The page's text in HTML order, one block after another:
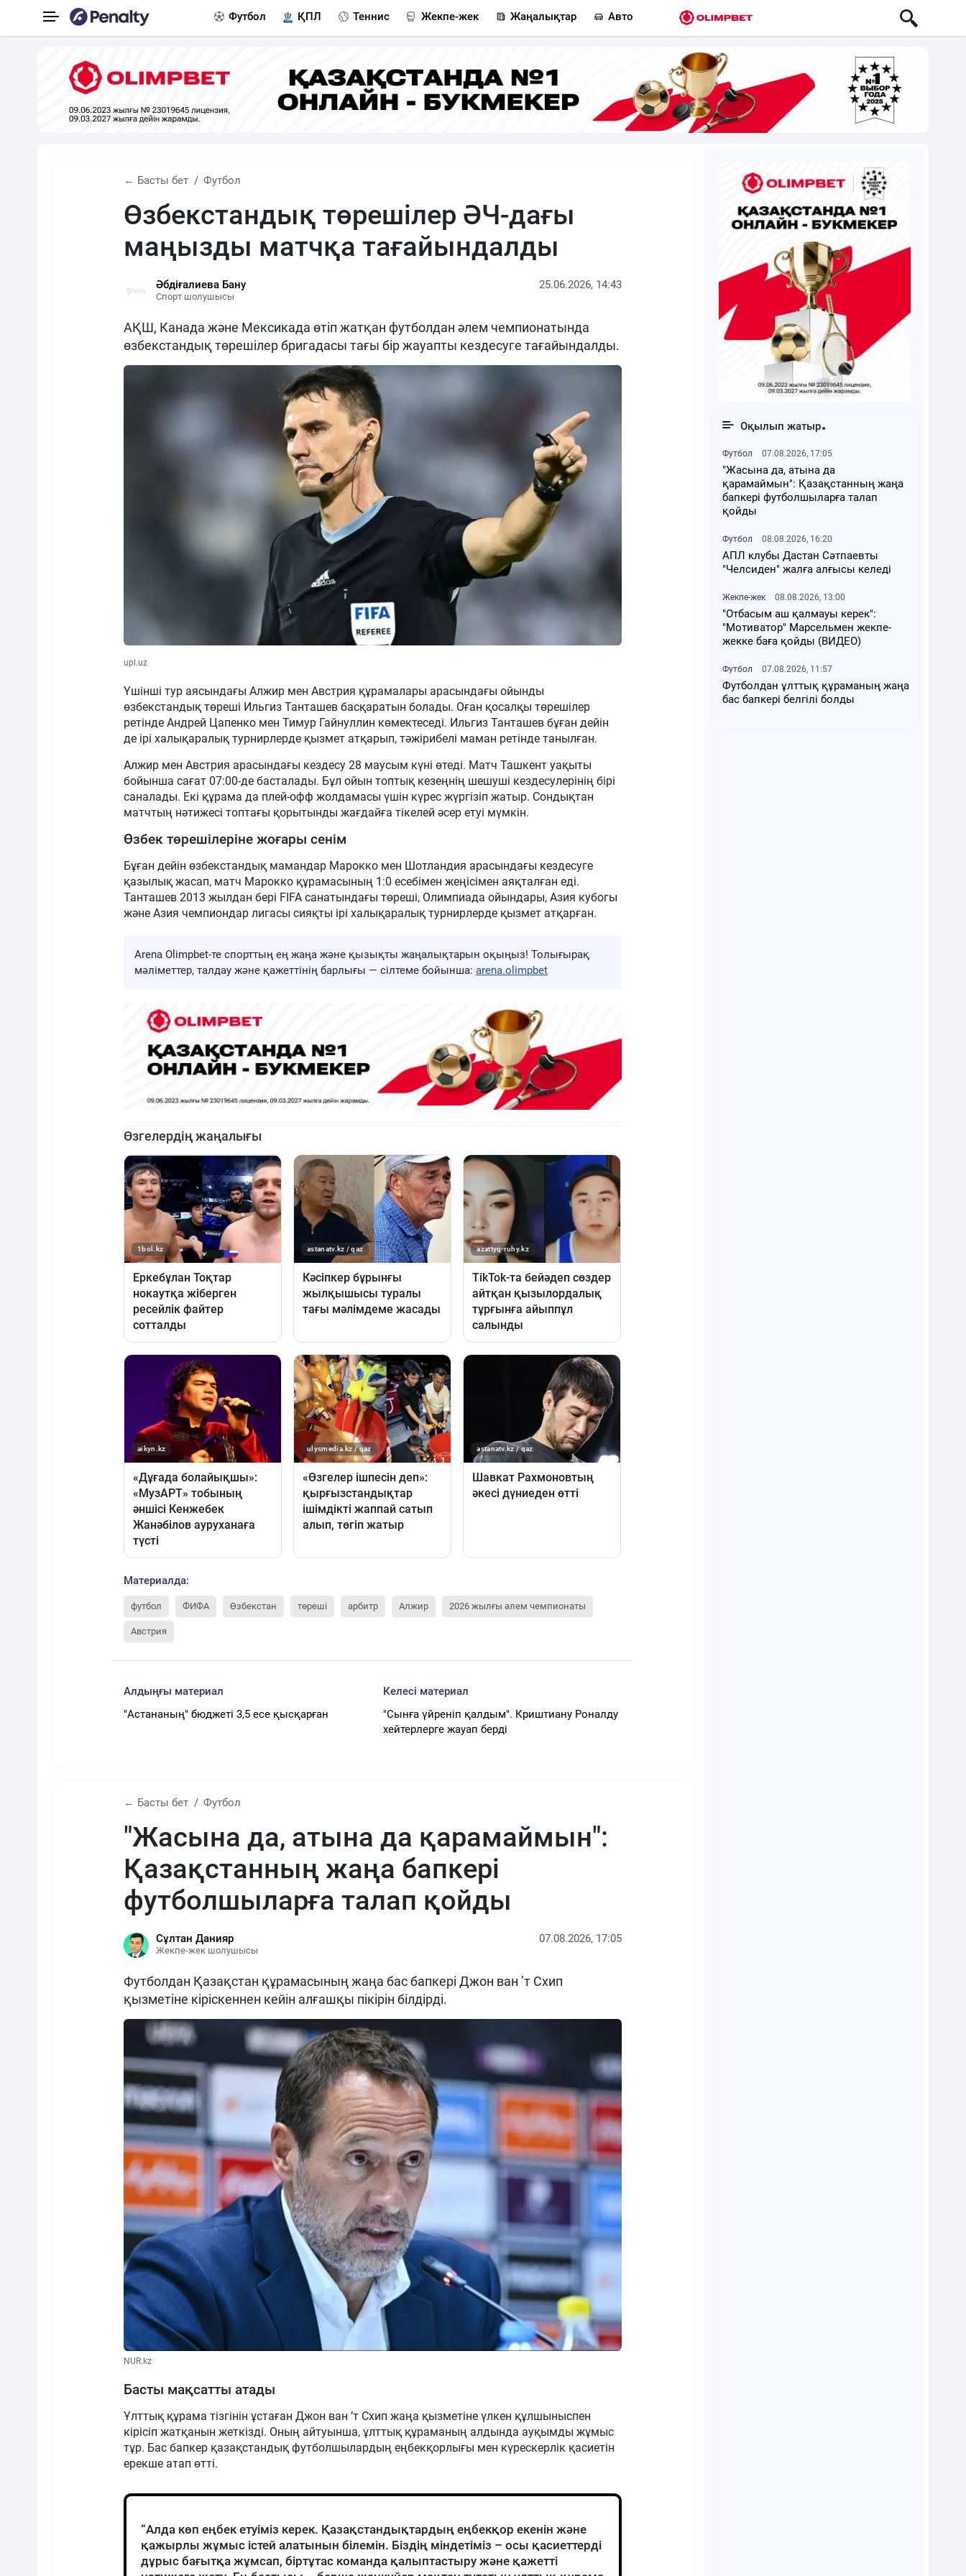
Футбол ҚПЛ Теннис Жекпе-жек Жаңалықтар Авто
← Басты бет Футбол
Өзбекстандық төрешілер ӘЧ-дағы
маңызды матчқа тағайындалды
Әбдіғалиева Бану
Спорт шолушысы
25.06.2026, 14:43
АҚШ, Канада және Мексикада өтіп жатқан футболдан әлем чемпионатында
өзбекстандық төрешілер бригадасы тағы бір жауапты кездесуге тағайындалды.
upl.uz
Үшінші тур аясындағы Алжир мен Австрия құрамалары арасындағы ойынды
өзбекстандық төреші Ильгиз Танташев басқаратын болады. Оған қосалқы төрешілер
ретінде Андрей Цапенко мен Тимур Гайнуллин көмектеседі. Ильгиз Танташев бұған дейін
де ірі халықаралық турнирлерде қызмет атқарып, тәжірибелі маман ретінде танылған.
Алжир мен Австрия арасындағы кездесу 28 маусым күні өтеді. Матч Ташкент уақыты
бойынша сағат 07:00-де басталады. Бұл ойын топтық кезеңнің шешуші кездесулерінің бірі
саналады. Екі құрама да плей-офф жолдамасы үшін күрес жүргізіп жатыр. Сондықтан
матчтың нәтижесі топтағы қорытынды жағдайға тікелей әсер етуі мүмкін.
Өзбек төрешілеріне жоғары сенім
Бұған дейін өзбекстандық мамандар Марокко мен Шотландия арасындағы кездесуге
қазылық жасап, матч Марокко құрамасының 1:0 есебімен жеңісімен аяқталған еді.
Танташев 2013 жылдан бері FIFA санатындағы төреші, Олимпиада ойындары, Азия кубогы
және Азия чемпиондар лигасы сияқты ірі халықаралық турнирлерде қызмет атқарған.
Arena Olimpbet-те спорттың ең жаңа және қызықты жаңалықтарын оқыңыз! Толығырақ
мәліметтер, талдау және қажеттінің барлығы — сілтеме бойынша: arena.olimpbet
Материалда:
футбол ФИФА Өзбекстан төреші арбитр Алжир 2026 жылғы әлем чемпионаты
Австрия
Алдыңғы материал
"Астананың" бюджеті 3,5 есе қысқарған
Келесі материал
"Сынға үйреніп қалдым". Криштиану Роналду
хейтерлерге жауап берді
← Басты бет Футбол
"Жасына да, атына да қарамаймын":
Қазақстанның жаңа бапкері
футболшыларға талап қойды
Сұлтан Данияр
Жекпе-жек шолушысы
07.08.2026, 17:05
Футболдан Қазақстан құрамасының жаңа бас бапкері Джон ван ’т Схип
қызметіне кіріскеннен кейін алғашқы пікірін білдірді.
NUR.kz
Басты мақсатты атады
Ұлттық құрама тізгінін ұстаған Джон ван ’т Схип жаңа қызметіне үлкен құлшыныспен
кірісіп жатқанын жеткізді. Оның айтуынша, ұлттық құраманың алдында ауқымды жұмыс
тұр. Бас бапкер қазақстандық футболшылардың еңбекқорлығы мен күрескерлік қасиетін
ерекше атап өтті.
“Алда көп еңбек етуіміз керек. Қазақстандықтардың еңбекқор екенін және
қажырлы жұмыс істей алатынын білемін. Біздің міндетіміз – осы қасиеттерді
дұрыс бағытқа жұмсап, біртұтас команда қалыптастыру және қажетті
Оқылып жатыр
Футбол 07.08.2026, 17:05
"Жасына да, атына да
қарамаймын": Қазақстанның жаңа
бапкері футболшыларға талап
қойды
Футбол 08.08.2026, 16:20
АПЛ клубы Дастан Сәтпаевты
"Челсиден" жалға алғысы келеді
Жекпе-жек 08.08.2026, 13:00
"Отбасым аш қалмауы керек":
"Мотиватор" Марсельмен жекпе-
жекке баға қойды (ВИДЕО)
Футбол 07.08.2026, 11:57
Футболдан ұлттық құраманың жаңа
бас бапкері белгілі болды